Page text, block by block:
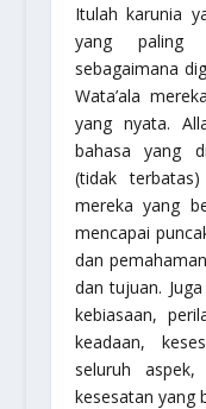
Itulah karunia
yang paling
sebagaimana
Wata’ala
yang nyata.
bahasa yang
(tidak
mereka yang
mencapai
dan
dan tujuan.
kebiasaan,
keadaan,
seluruh
kesesatan yang